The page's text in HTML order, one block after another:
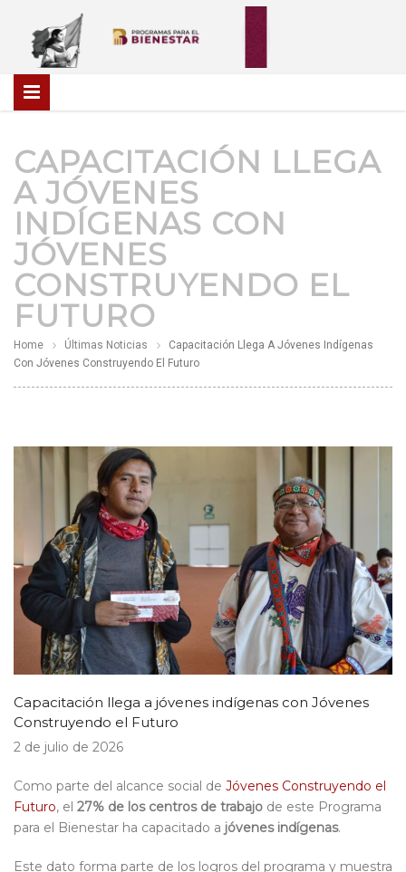
CAPACITACIÓN LLEGA
A JÓVENES
INDÍGENAS CON
JÓVENES
CONSTRUYENDO EL
FUTURO
Home Últimas Noticias
Capacitación Llega A Jóvenes Indígenas
Con Jóvenes Construyendo El Futuro
Capacitación llega a jóvenes indígenas con Jóvenes
Construyendo el Futuro
2 de julio de 2026
Como parte del alcance social de Jóvenes Construyendo el
Futuro, el 27% de los centros de trabajo de este Programa
para el Bienestar ha capacitado a jóvenes indígenas.
Este dato forma parte de los logros del programa y muestra